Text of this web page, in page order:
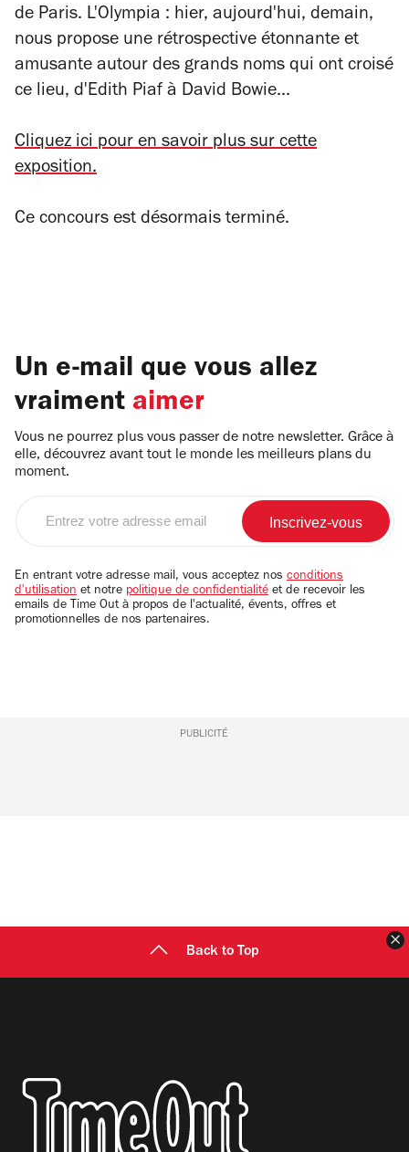
de Paris. L'Olympia : hier, aujourd'hui, demain,
nous propose une rétrospective étonnante et
amusante autour des grands noms qui ont croisé
ce lieu, d'Edith Piaf à David Bowie...
Cliquez ici pour en savoir plus sur cette
exposition.
Ce concours est désormais terminé.
Un e-mail que vous allez
vraiment aimer
Vous ne pourrez plus vous passer de notre newsletter. Grâce à
elle, découvrez avant tout le monde les meilleurs plans du
moment.
email
En entrant votre adresse mail, vous acceptez nos conditions
d'utilisation et notre politique de confidentialité et de recevoir les
emails de Time Out à propos de l'actualité, évents, offres et
promotionnelles de nos partenaires.
PUBLICITÉ
Back to Top